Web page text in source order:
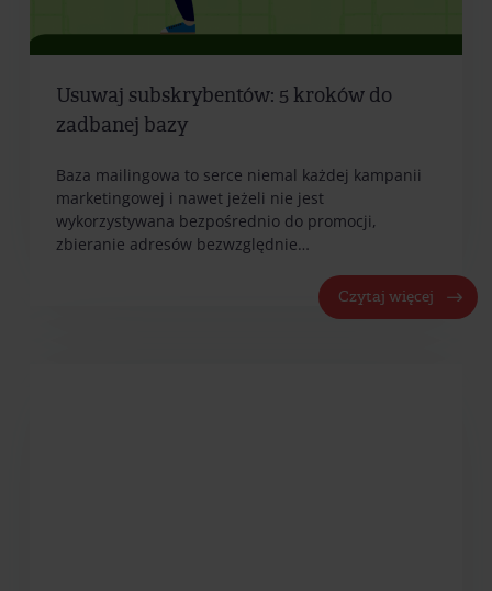
Usuwaj subskrybentów: 5 kroków do
zadbanej bazy
Baza mailingowa to serce niemal każdej kampanii
marketingowej i nawet jeżeli nie jest
wykorzystywana bezpośrednio do promocji,
zbieranie adresów bezwzględnie…
Czytaj więcej